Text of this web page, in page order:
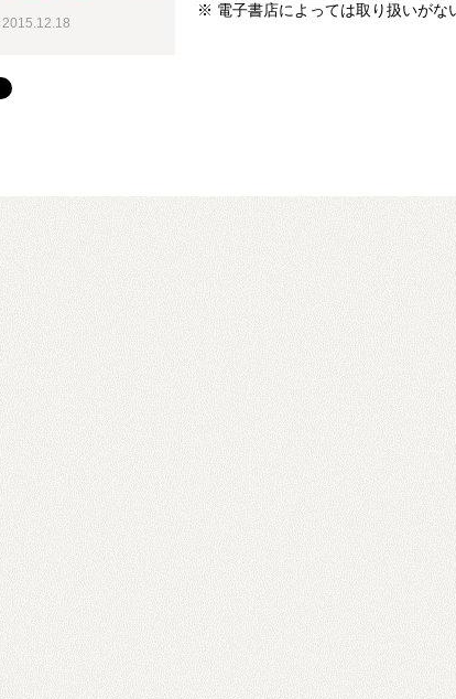
※ 電子書店によっては取り扱いがな